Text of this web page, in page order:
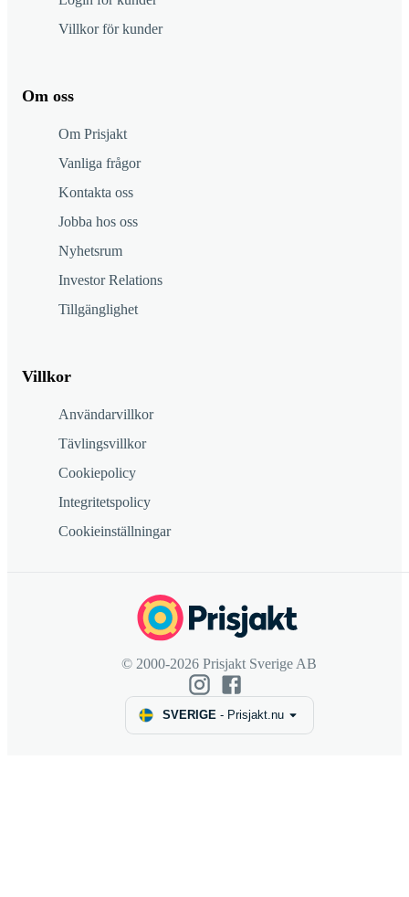
Villkor för kunder
Om oss
Om Prisjakt
Vanliga frågor
Kontakta oss
Jobba hos oss
Nyhetsrum
Investor Relations
Tillgänglighet
Villkor
Användarvillkor
Tävlingsvillkor
Cookiepolicy
Integritetspolicy
Cookieinställningar
© 2000-2026 Prisjakt Sverige AB
SVERIGE- Prisjakt.nu